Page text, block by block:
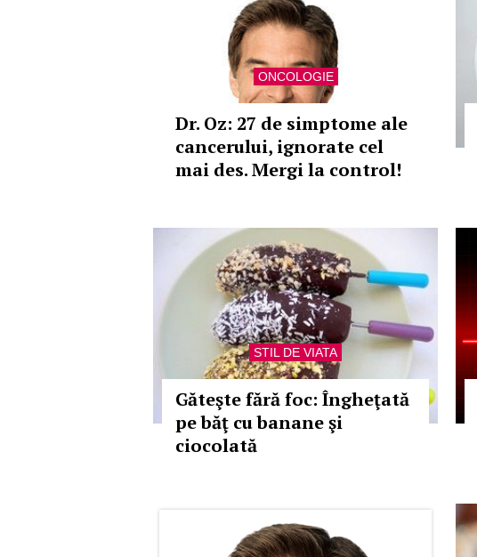
ONCOLOGIE
Dr. Oz: 27 de simptome ale
cancerului, ignorate cel
mai des. Mergi la control!
STIL DE VIATA
Găteşte fără foc: Îngheţată
pe băţ cu banane şi
ciocolată